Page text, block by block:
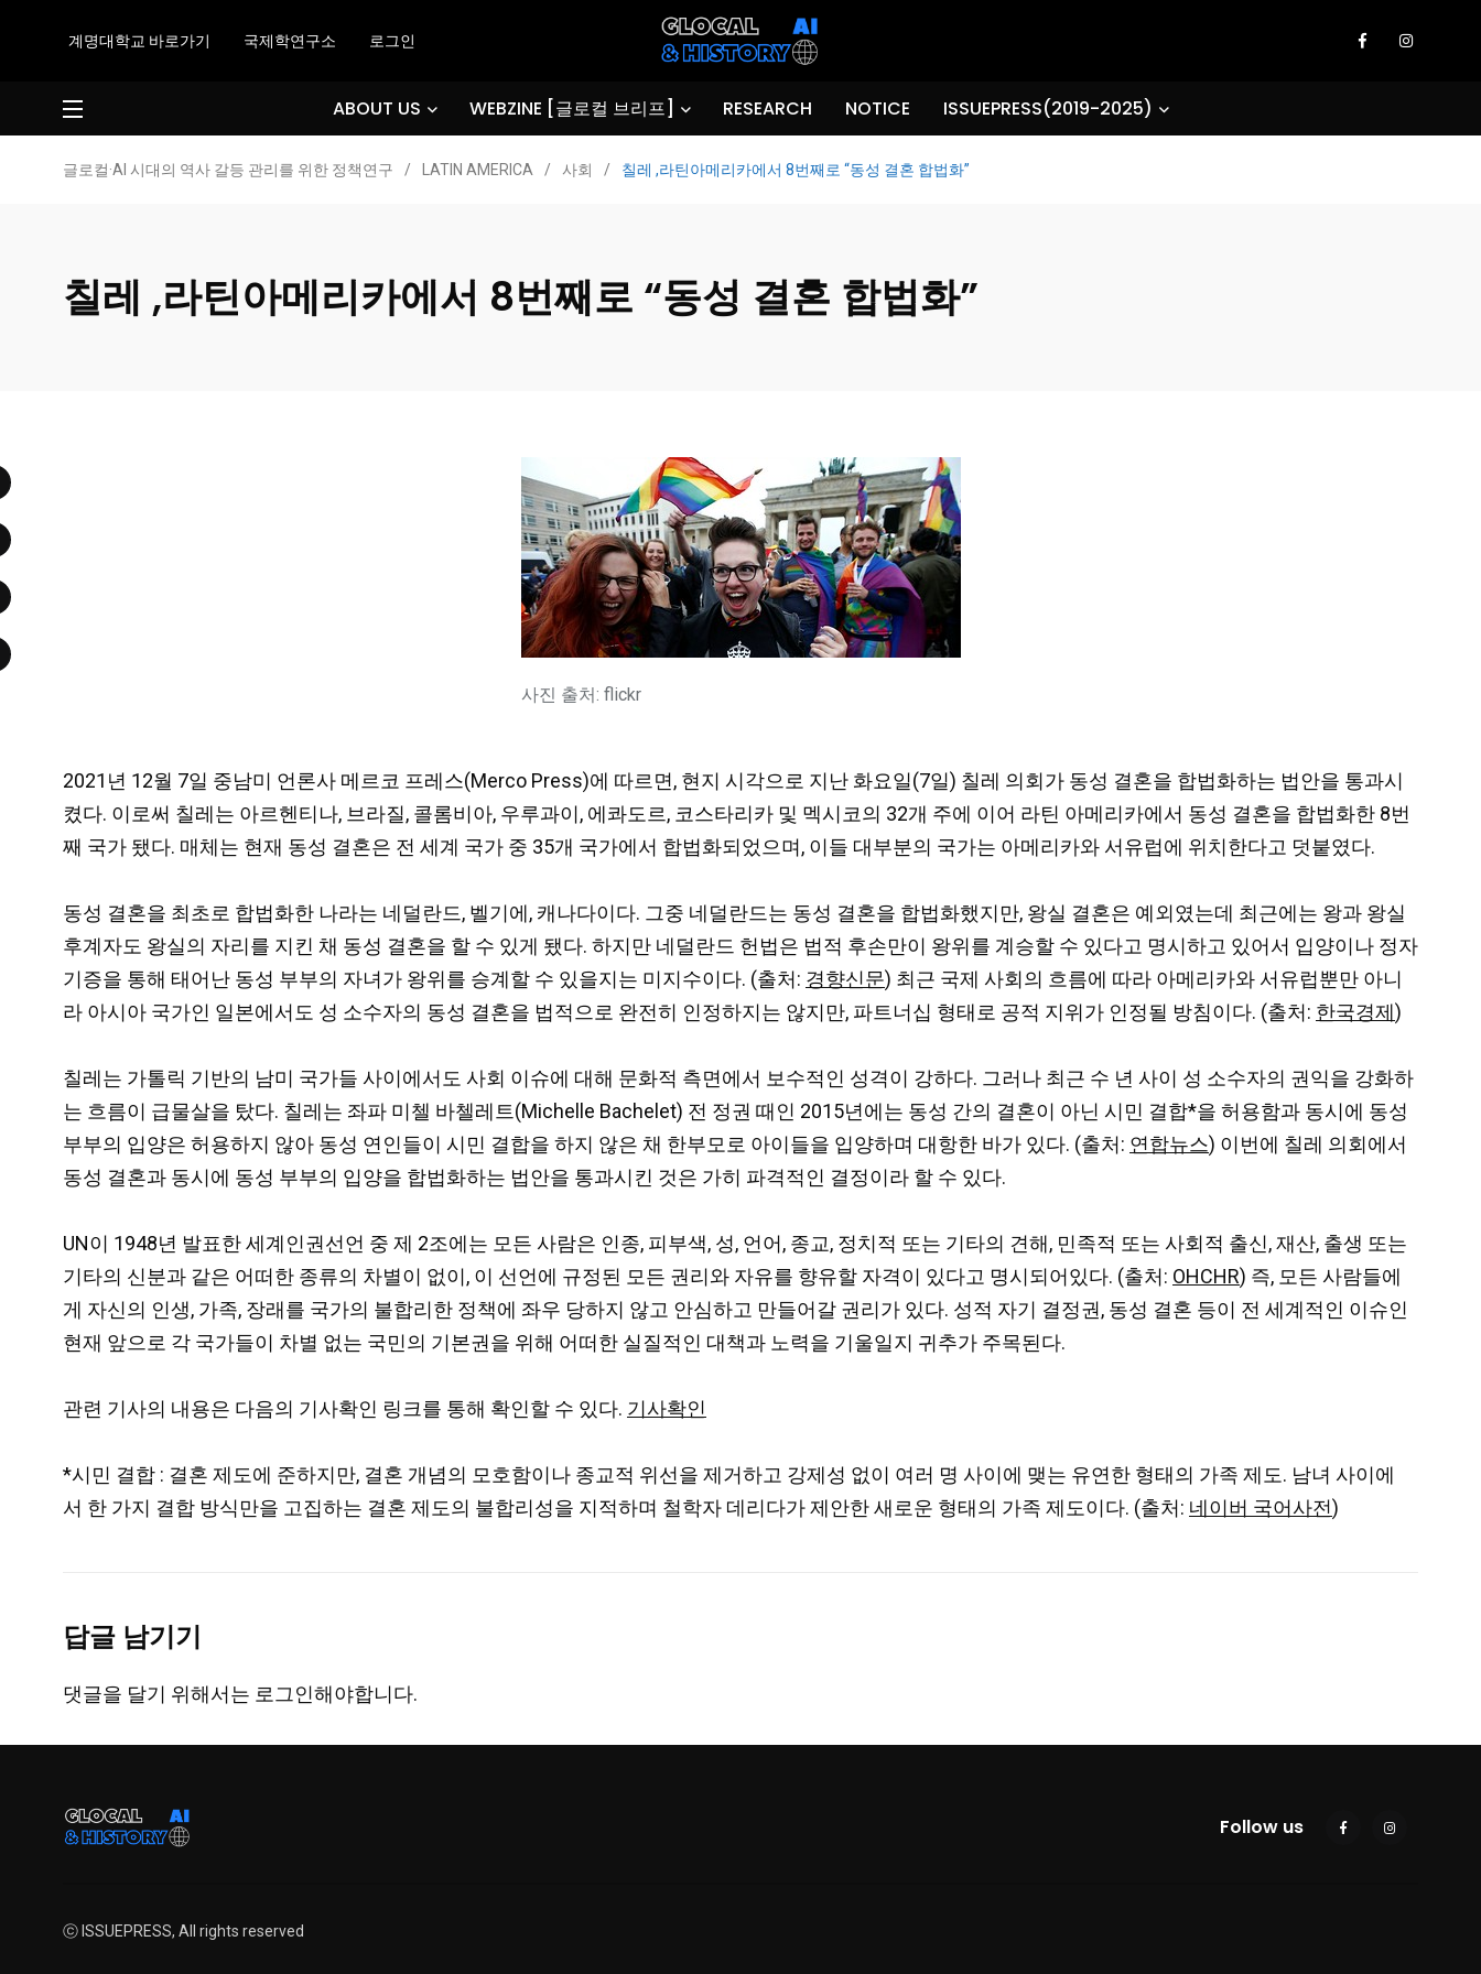
계명대학교 바로가기 국제학연구소 로그인
ABOUT US WEBZINE [글로컬 브리프] RESEARCH NOTICE ISSUEPRESS(2019-2025)
글로컬·AI 시대의 역사 갈등 관리를 위한 정책연구 / LATIN AMERICA / 사회 / 칠레 ,라틴아메리카에서 8번째로 “동성 결혼 합법화”
칠레 ,라틴아메리카에서 8번째로 “동성 결혼 합법화”
사진 출처: flickr
2021년 12월 7일 중남미 언론사 메르코 프레스(Merco Press)에 따르면, 현지 시각으로 지난 화요일(7일) 칠레 의회가 동성 결혼을 합법화하는 법안을 통과시
켰다. 이로써 칠레는 아르헨티나, 브라질, 콜롬비아, 우루과이, 에콰도르, 코스타리카 및 멕시코의 32개 주에 이어 라틴 아메리카에서 동성 결혼을 합법화한 8번
째 국가 됐다. 매체는 현재 동성 결혼은 전 세계 국가 중 35개 국가에서 합법화되었으며, 이들 대부분의 국가는 아메리카와 서유럽에 위치한다고 덧붙였다.
동성 결혼을 최초로 합법화한 나라는 네덜란드, 벨기에, 캐나다이다. 그중 네덜란드는 동성 결혼을 합법화했지만, 왕실 결혼은 예외였는데 최근에는 왕과 왕실
후계자도 왕실의 자리를 지킨 채 동성 결혼을 할 수 있게 됐다. 하지만 네덜란드 헌법은 법적 후손만이 왕위를 계승할 수 있다고 명시하고 있어서 입양이나 정자
기증을 통해 태어난 동성 부부의 자녀가 왕위를 승계할 수 있을지는 미지수이다. (출처: 경향신문) 최근 국제 사회의 흐름에 따라 아메리카와 서유럽뿐만 아니
라 아시아 국가인 일본에서도 성 소수자의 동성 결혼을 법적으로 완전히 인정하지는 않지만, 파트너십 형태로 공적 지위가 인정될 방침이다. (출처: 한국경제)
칠레는 가톨릭 기반의 남미 국가들 사이에서도 사회 이슈에 대해 문화적 측면에서 보수적인 성격이 강하다. 그러나 최근 수 년 사이 성 소수자의 권익을 강화하
는 흐름이 급물살을 탔다. 칠레는 좌파 미첼 바첼레트(Michelle Bachelet) 전 정권 때인 2015년에는 동성 간의 결혼이 아닌 시민 결합*을 허용함과 동시에 동성
부부의 입양은 허용하지 않아 동성 연인들이 시민 결합을 하지 않은 채 한부모로 아이들을 입양하며 대항한 바가 있다. (출처: 연합뉴스) 이번에 칠레 의회에서
동성 결혼과 동시에 동성 부부의 입양을 합법화하는 법안을 통과시킨 것은 가히 파격적인 결정이라 할 수 있다.
UN이 1948년 발표한 세계인권선언 중 제 2조에는 모든 사람은 인종, 피부색, 성, 언어, 종교, 정치적 또는 기타의 견해, 민족적 또는 사회적 출신, 재산, 출생 또는
기타의 신분과 같은 어떠한 종류의 차별이 없이, 이 선언에 규정된 모든 권리와 자유를 향유할 자격이 있다고 명시되어있다. (출처: OHCHR) 즉, 모든 사람들에
게 자신의 인생, 가족, 장래를 국가의 불합리한 정책에 좌우 당하지 않고 안심하고 만들어갈 권리가 있다. 성적 자기 결정권, 동성 결혼 등이 전 세계적인 이슈인
현재 앞으로 각 국가들이 차별 없는 국민의 기본권을 위해 어떠한 실질적인 대책과 노력을 기울일지 귀추가 주목된다.
관련 기사의 내용은 다음의 기사확인 링크를 통해 확인할 수 있다. 기사확인
*시민 결합 : 결혼 제도에 준하지만, 결혼 개념의 모호함이나 종교적 위선을 제거하고 강제성 없이 여러 명 사이에 맺는 유연한 형태의 가족 제도. 남녀 사이에
서 한 가지 결합 방식만을 고집하는 결혼 제도의 불합리성을 지적하며 철학자 데리다가 제안한 새로운 형태의 가족 제도이다. (출처: 네이버 국어사전)
답글 남기기
댓글을 달기 위해서는 로그인해야합니다.
Follow us
ⓒ ISSUEPRESS, All rights reserved